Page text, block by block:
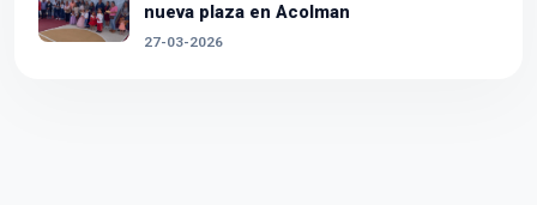
nueva plaza en Acolman
27-03-2026